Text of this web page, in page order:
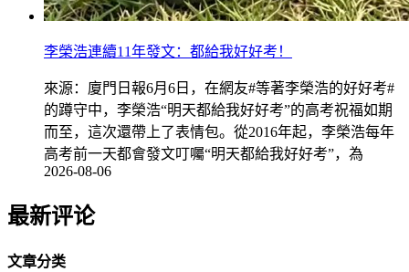
李榮浩連續11年發文：都給我好好考！
來源：廈門日報6月6日，在網友#等著李榮浩的好好考#
的蹲守中，李榮浩“明天都給我好好考”的高考祝福如期
而至，這次還帶上了表情包。從2016年起，李榮浩每年
高考前一天都會發文叮囑“明天都給我好好考”，為
2026-08-06
最新评论
文章分类